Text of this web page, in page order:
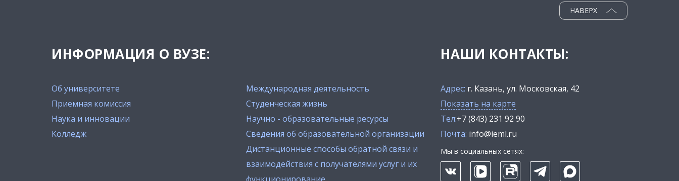
ИНФОРМАЦИЯ О ВУЗЕ:
Об университете
Приемная комиссия
Наука и инновации
Колледж
Международная деятельность
Студенческая жизнь
Научно - образовательные ресурсы
Сведения об образовательной организации
Дистанционные способы обратной связи и
взаимодействия с получателями услуг и их
НАВЕРХ
НАШИ КОНТАКТЫ:
Адрес: г. Казань, ул. Московская, 42
Показать на карте
Тел:+7 (843) 231 92 90
Почта: info@ieml.ru
Мы в социальных сетях: